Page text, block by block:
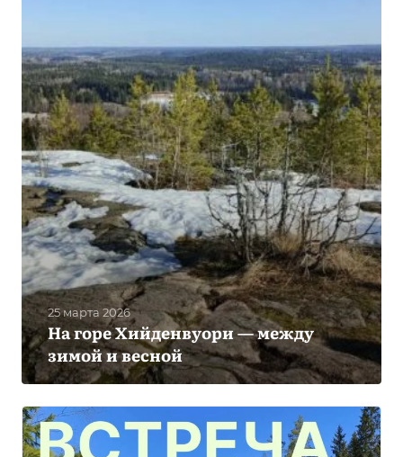
На горе Хийденвуори — между
зимой и весной
25 марта 2026